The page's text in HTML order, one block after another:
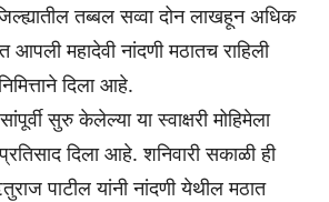
तब्बल सव्वा दोन लाखहून अधिक
आपली महादेवी नांदणी मठातच राहिली
दिला आहे.
सुरु केलेल्या या स्वाक्षरी मोहिमेला
दिला आहे. शनिवारी सकाळी ही
पाटील यांनी नांदणी येथील मठात